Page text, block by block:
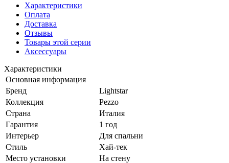
Характеристики
Оплата
Доставка
Отзывы
Товары этой серии
Аксессуары
Характеристики
Основная информация
Бренд
Lightstar
Коллекция
Pezzo
Страна
Италия
Гарантия
1 год
Интерьер
Для спальни
Стиль
Хай-тек
Место установки
На стену